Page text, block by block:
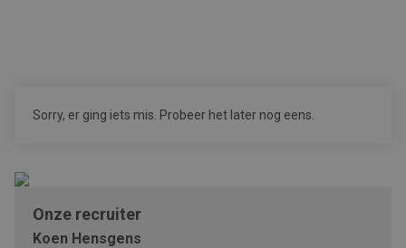
Sorry, er ging iets mis. Probeer het later nog eens.
Onze recruiter
Koen Hensgens